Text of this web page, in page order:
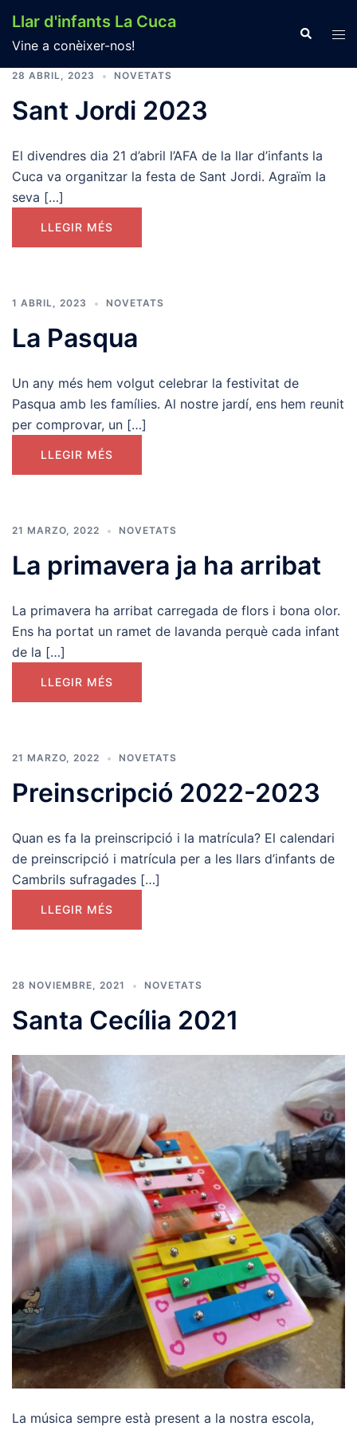
Llar d'infants La Cuca
Vine a conèixer-nos!
28 ABRIL, 2023 NOVETATS
Sant Jordi 2023
El divendres dia 21 d’abril l’AFA de la llar d’infants la
Cuca va organitzar la festa de Sant Jordi. Agraïm la
seva […]
LLEGIR MÉS
1 ABRIL, 2023 NOVETATS
La Pasqua
Un any més hem volgut celebrar la festivitat de
Pasqua amb les famílies. Al nostre jardí, ens hem reunit
per comprovar, un […]
LLEGIR MÉS
21 MARZO, 2022 NOVETATS
La primavera ja ha arribat
La primavera ha arribat carregada de flors i bona olor.
Ens ha portat un ramet de lavanda perquè cada infant
de la […]
LLEGIR MÉS
21 MARZO, 2022 NOVETATS
Preinscripció 2022-2023
Quan es fa la preinscripció i la matrícula? El calendari
de preinscripció i matrícula per a les llars d’infants de
Cambrils sufragades […]
LLEGIR MÉS
28 NOVIEMBRE, 2021 NOVETATS
Santa Cecília 2021
La música sempre està present a la nostra escola,